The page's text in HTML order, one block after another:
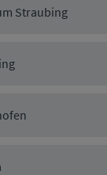
Straubing